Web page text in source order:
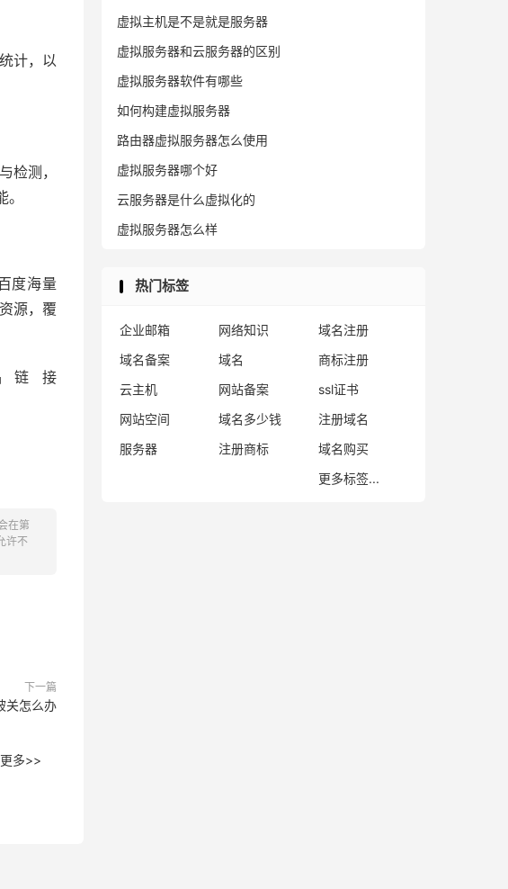
计，以
检测，
度海量
源，覆
链接
在第
许不
下一篇
关怎么办
多>>
虚拟主机是不是就是服务器
虚拟服务器和云服务器的区别
虚拟服务器软件有哪些
如何构建虚拟服务器
路由器虚拟服务器怎么使用
虚拟服务器哪个好
云服务器是什么虚拟化的
虚拟服务器怎么样
热门标签
企业邮箱 网络知识
域名注册
域名备案
域名
商标注册
云主机
网站备案
ssl证书
网站空间
域名多少钱
注册域名
服务器
注册商标
域名购买
更多标签...